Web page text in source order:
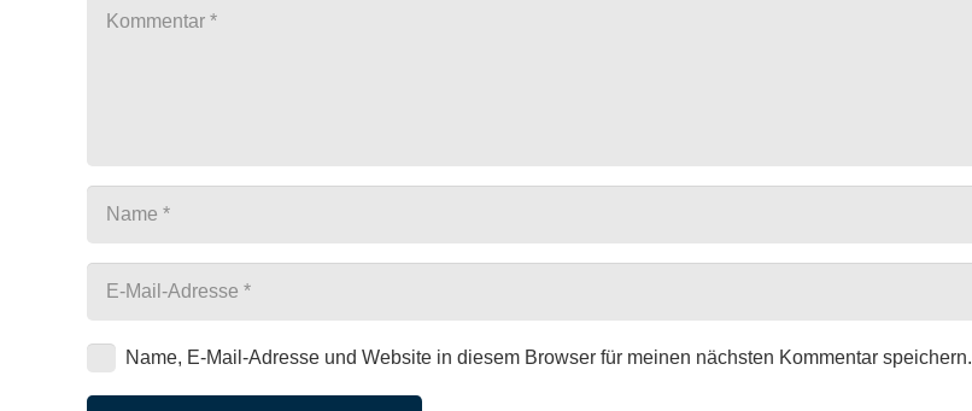
Name, E-Mail-Adresse und Website in diesem Browser für meinen nächsten Kommentar speichern.